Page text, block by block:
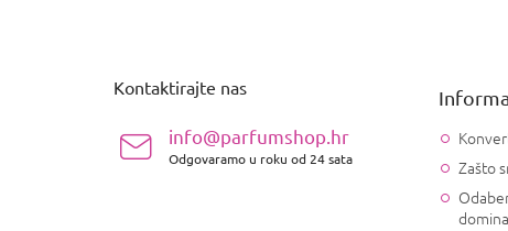
Kontaktirajte nas
info@parfumshop.hr
Odgovaramo u roku od 24 sata
Zašto